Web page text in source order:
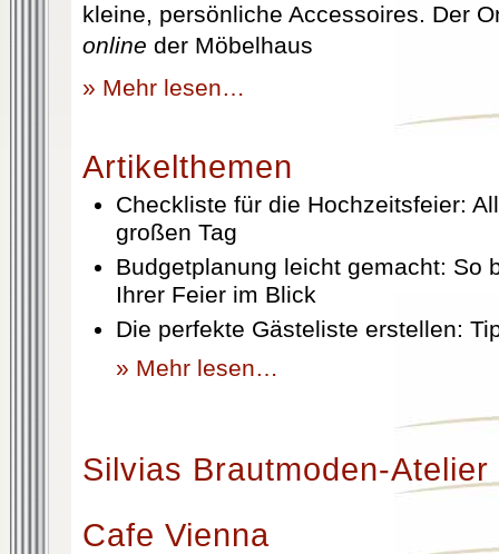
kleine, persönliche Accessoires. Der
online der Möbelhaus
» Mehr lesen…
Artikelthemen
Checkliste für die Hochzeitsfeier:
großen Tag
Budgetplanung leicht gemacht: So
Ihrer Feier im Blick
Die perfekte Gästeliste erstellen:
» Mehr lesen…
Silvias Brautmoden-Atelier
Cafe Vienna